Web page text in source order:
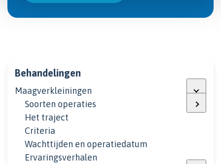
Behandelingen
Maagverkleiningen
Soorten operaties
Het traject
Criteria
Wachttijden en operatiedatum
Ervaringsverhalen